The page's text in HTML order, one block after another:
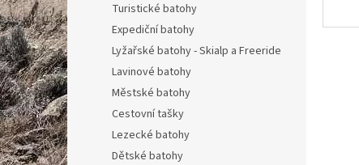
Turistické batohy
Expediční batohy
Lyžařské batohy - Skialp a Freeride
Lavinové batohy
Městské batohy
Cestovní tašky
Lezecké batohy
Dětské batohy